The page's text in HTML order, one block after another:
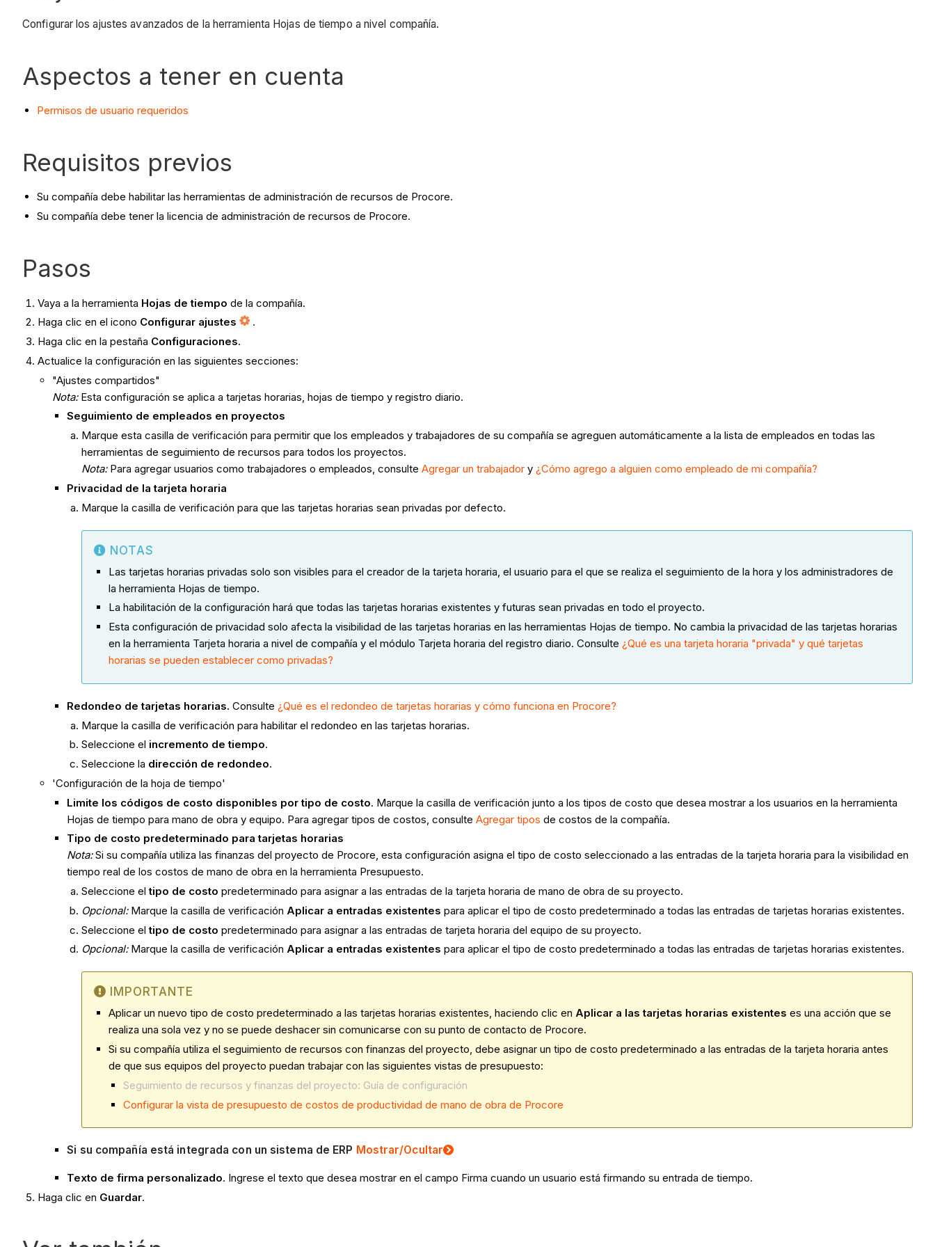
Configurar los ajustes avanzados de la herramienta Hojas de tiempo a nivel compañía.
Aspectos a tener en cuenta
Permisos de usuario requeridos
Requisitos previos
Su compañía debe habilitar las herramientas de administración de recursos de Procore.
Su compañía debe tener la licencia de administración de recursos de Procore.
Pasos
Vaya a la herramienta Hojas de tiempo de la compañía.
Haga clic en el icono Configurar ajustes
.
Haga clic en la pestaña Configuraciones.
Actualice la configuración en las siguientes secciones:
"Ajustes compartidos"
Nota: Esta configuración se aplica a tarjetas horarias, hojas de tiempo y registro diario.
Seguimiento de empleados en proyectos
Marque esta casilla de verificación para permitir que los empleados y trabajadores de su compañía se agreguen automáticamente a la lista de empleados en todas las
herramientas de seguimiento de recursos para todos los proyectos.
Nota: Para agregar usuarios como trabajadores o empleados, consulteAgregar un trabajador y¿Cómo agrego a alguien como empleado de mi compañía?
Privacidad de la tarjeta horaria
Marque la casilla de verificación para que las tarjetas horarias sean privadas por defecto.
NOTAS
Las tarjetas horarias privadas solo son visibles para el creador de la tarjeta horaria, el usuario para el que se realiza el seguimiento de la hora y los administradores de
la herramienta Hojas de tiempo.
La habilitación de la configuración hará que todas las tarjetas horarias existentes y futuras sean privadas en todo el proyecto.
Esta configuración de privacidad solo afecta la visibilidad de las tarjetas horarias en las herramientas Hojas de tiempo. No cambia la privacidad de las tarjetas horarias
en la herramienta Tarjeta horaria a nivel de compañía y el módulo Tarjeta horaria del registro diario. Consulte¿Qué es una tarjeta horaria "privada" y qué tarjetas
horarias se pueden establecer como privadas?
Redondeo de tarjetas horarias.Consulte¿Qué es el redondeo de tarjetas horarias y cómo funciona en Procore?
Marque la casilla de verificación para habilitar el redondeo en las tarjetas horarias.
Seleccione el incremento de tiempo.
Seleccione la dirección de redondeo.
'Configuración de la hoja de tiempo'
Limite los códigos de costo disponibles por tipo de costo. Marque la casilla de verificación junto a los tipos de costo que desea mostrar a los usuarios en la herramienta
Hojas de tiempo para mano de obra y equipo. Para agregar tipos de costos, consulteAgregar tipos de costos de la compañía.
Tipo de costo predeterminado para tarjetas horarias
Nota: Si su compañía utiliza las finanzas del proyecto de Procore, esta configuración asigna el tipo de costo seleccionado a las entradas de la tarjeta horaria para la visibilidad en
tiempo real de los costos de mano de obra en la herramienta Presupuesto.
Seleccione eltipo de costo predeterminado para asignar a las entradas de la tarjeta horaria de mano de obra de su proyecto.
Opcional: Marque la casilla de verificación Aplicar a entradas existentespara aplicar el tipo de costo predeterminado a todas las entradas de tarjetas horarias existentes.
Seleccione eltipo de costo predeterminado para asignar a las entradas de tarjeta horaria del equipo de su proyecto.
Opcional: Marque la casilla de verificación Aplicar a entradas existentespara aplicar el tipo de costo predeterminado a todas las entradas de tarjetas horarias existentes.
IMPORTANTE
Aplicar un nuevo tipo de costo predeterminado a las tarjetas horarias existentes, haciendo clic en Aplicar a las tarjetas horarias existentes es una acción que se
realiza una sola vez y no se puede deshacer sin comunicarse con su punto de contacto de Procore.
Si su compañía utiliza el seguimiento de recursos con finanzas del proyecto, debe asignar un tipo de costo predeterminado a las entradas de la tarjeta horaria antes
de que sus equipos del proyecto puedan trabajar con las siguientes vistas de presupuesto:
Seguimiento de recursos y finanzas del proyecto: Guía de configuración
Configurar la vista de presupuesto de costos de productividad de mano de obra de Procore
Si su compañía está integrada con un sistema de ERP Mostrar/Ocultar
Texto de firma personalizado. Ingrese el texto que desea mostrar en el campo Firma cuando un usuario está firmando su entrada de tiempo.
Haga clic en Guardar.